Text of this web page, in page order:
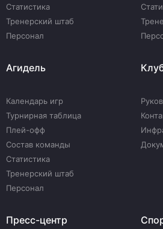
Статистика
Тренерский штаб
Персонал
Агидель
Календарь игр
Турнирная таблица
Плей-офф
Состав команды
Статистика
Тренерский штаб
Персонал
Пресс-центр